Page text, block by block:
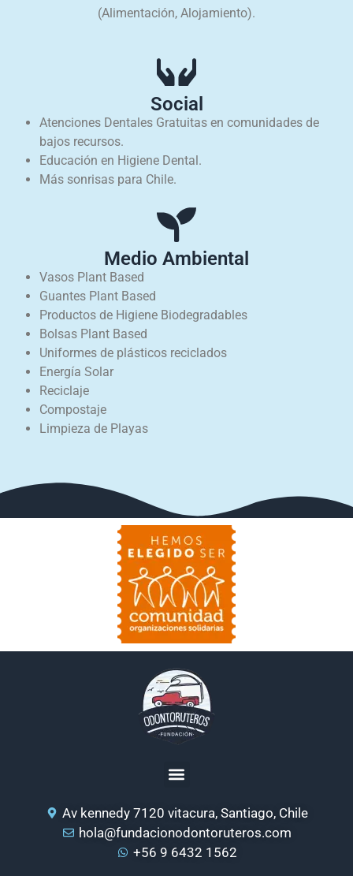
(Alimentación, Alojamiento).
Social
Atenciones Dentales Gratuitas en comunidades de
bajos recursos.
Educación en Higiene Dental.
Más sonrisas para Chile.
Medio Ambiental
Vasos Plant Based
Guantes Plant Based
Productos de Higiene Biodegradables
Bolsas Plant Based
Uniformes de plásticos reciclados
Energía Solar
Reciclaje
Compostaje
Limpieza de Playas
Av kennedy 7120 vitacura, Santiago, Chile
hola@fundacionodontoruteros.com
+56 9 6432 1562